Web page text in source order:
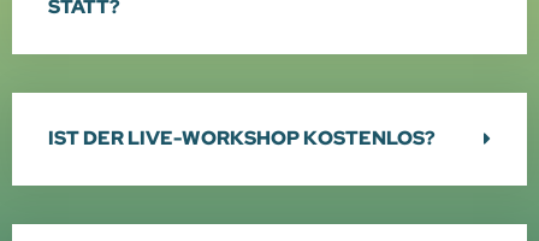
STATT?
IST DER LIVE-WORKSHOP KOSTENLOS?